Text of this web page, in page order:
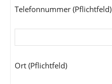
Telefonnummer (Pflichtfeld)
Ort (Pflichtfeld)